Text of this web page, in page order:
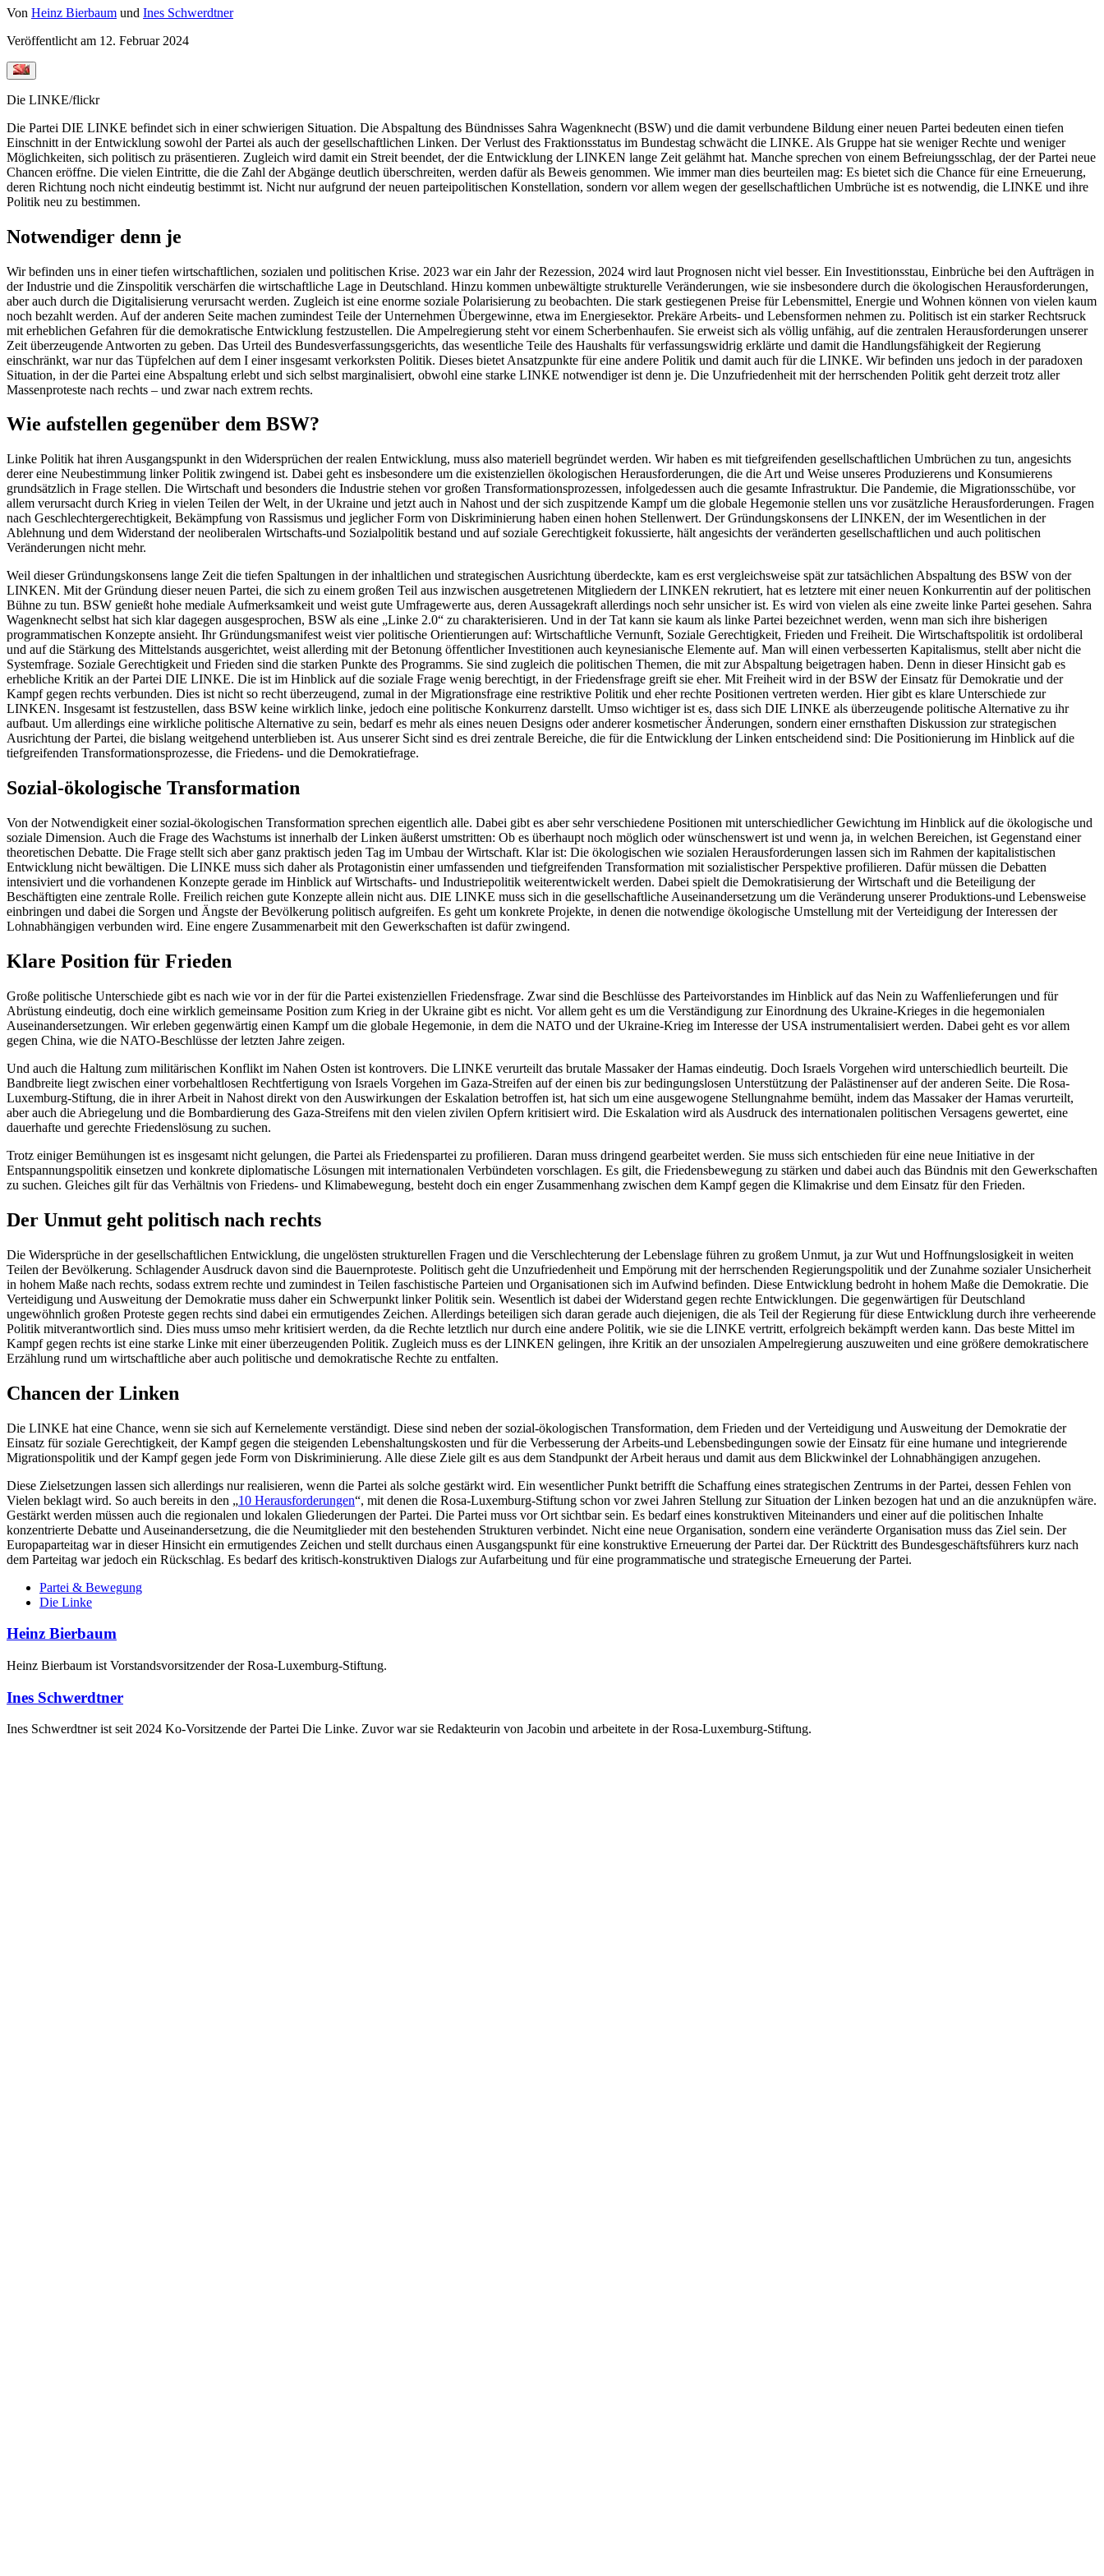
Von Heinz Bierbaum und Ines Schwerdtner
Veröffentlicht am 12. Februar 2024
Die LINKE/flickr
Die Partei DIE LINKE befindet sich in einer schwierigen Situation. Die Abspaltung des Bündnisses Sahra Wagenknecht (BSW) und die damit verbundene Bildung einer neuen Partei bedeuten einen tiefen
Einschnitt in der Entwicklung sowohl der Partei als auch der gesellschaftlichen Linken. Der Verlust des Fraktionsstatus im Bundestag schwächt die LINKE. Als Gruppe hat sie weniger Rechte und weniger
Möglichkeiten, sich politisch zu präsentieren. Zugleich wird damit ein Streit beendet, der die Entwicklung der LINKEN lange Zeit gelähmt hat. Manche sprechen von einem Befreiungsschlag, der der Partei neue
Chancen eröffne. Die vielen Eintritte, die die Zahl der Abgänge deutlich überschreiten, werden dafür als Beweis genommen. Wie immer man dies beurteilen mag: Es bietet sich die Chance für eine Erneuerung,
deren Richtung noch nicht eindeutig bestimmt ist. Nicht nur aufgrund der neuen parteipolitischen Konstellation, sondern vor allem wegen der gesellschaftlichen Umbrüche ist es notwendig, die LINKE und ihre
Politik neu zu bestimmen.
Notwendiger denn je
Wir befinden uns in einer tiefen wirtschaftlichen, sozialen und politischen Krise. 2023 war ein Jahr der Rezession, 2024 wird laut Prognosen nicht viel besser. Ein Investitionsstau, Einbrüche bei den Aufträgen in
der Industrie und die Zinspolitik verschärfen die wirtschaftliche Lage in Deutschland. Hinzu kommen unbewältigte strukturelle Veränderungen, wie sie insbesondere durch die ökologischen Herausforderungen,
aber auch durch die Digitalisierung verursacht werden. Zugleich ist eine enorme soziale Polarisierung zu beobachten. Die stark gestiegenen Preise für Lebensmittel, Energie und Wohnen können von vielen kaum
noch bezahlt werden. Auf der anderen Seite machen zumindest Teile der Unternehmen Übergewinne, etwa im Energiesektor. Prekäre Arbeits- und Lebensformen nehmen zu. Politisch ist ein starker Rechtsruck
mit erheblichen Gefahren für die demokratische Entwicklung festzustellen. Die Ampelregierung steht vor einem Scherbenhaufen. Sie erweist sich als völlig unfähig, auf die zentralen Herausforderungen unserer
Zeit überzeugende Antworten zu geben. Das Urteil des Bundesverfassungsgerichts, das wesentliche Teile des Haushalts für verfassungswidrig erklärte und damit die Handlungsfähigkeit der Regierung
einschränkt, war nur das Tüpfelchen auf dem I einer insgesamt verkorksten Politik. Dieses bietet Ansatzpunkte für eine andere Politik und damit auch für die LINKE. Wir befinden uns jedoch in der paradoxen
Situation, in der die Partei eine Abspaltung erlebt und sich selbst marginalisiert, obwohl eine starke LINKE notwendiger ist denn je. Die Unzufriedenheit mit der herrschenden Politik geht derzeit trotz aller
Massenproteste nach rechts – und zwar nach extrem rechts.
Wie aufstellen gegenüber dem BSW?
Linke Politik hat ihren Ausgangspunkt in den Widersprüchen der realen Entwicklung, muss also materiell begründet werden. Wir haben es mit tiefgreifenden gesellschaftlichen Umbrüchen zu tun, angesichts
derer eine Neubestimmung linker Politik zwingend ist. Dabei geht es insbesondere um die existenziellen ökologischen Herausforderungen, die die Art und Weise unseres Produzierens und Konsumierens
grundsätzlich in Frage stellen. Die Wirtschaft und besonders die Industrie stehen vor großen Transformationsprozessen, infolgedessen auch die gesamte Infrastruktur. Die Pandemie, die Migrationsschübe, vor
allem verursacht durch Krieg in vielen Teilen der Welt, in der Ukraine und jetzt auch in Nahost und der sich zuspitzende Kampf um die globale Hegemonie stellen uns vor zusätzliche Herausforderungen. Fragen
nach Geschlechtergerechtigkeit, Bekämpfung von Rassismus und jeglicher Form von Diskriminierung haben einen hohen Stellenwert. Der Gründungskonsens der LINKEN, der im Wesentlichen in der
Ablehnung und dem Widerstand der neoliberalen Wirtschafts-und Sozialpolitik bestand und auf soziale Gerechtigkeit fokussierte, hält angesichts der veränderten gesellschaftlichen und auch politischen
Veränderungen nicht mehr.
Weil dieser Gründungskonsens lange Zeit die tiefen Spaltungen in der inhaltlichen und strategischen Ausrichtung überdeckte, kam es erst vergleichsweise spät zur tatsächlichen Abspaltung des BSW von der
LINKEN. Mit der Gründung dieser neuen Partei, die sich zu einem großen Teil aus inzwischen ausgetretenen Mitgliedern der LINKEN rekrutiert, hat es letztere mit einer neuen Konkurrentin auf der politischen
Bühne zu tun. BSW genießt hohe mediale Aufmerksamkeit und weist gute Umfragewerte aus, deren Aussagekraft allerdings noch sehr unsicher ist. Es wird von vielen als eine zweite linke Partei gesehen. Sahra
Wagenknecht selbst hat sich klar dagegen ausgesprochen, BSW als eine „Linke 2.0“ zu charakterisieren. Und in der Tat kann sie kaum als linke Partei bezeichnet werden, wenn man sich ihre bisherigen
programmatischen Konzepte ansieht. Ihr Gründungsmanifest weist vier politische Orientierungen auf: Wirtschaftliche Vernunft, Soziale Gerechtigkeit, Frieden und Freiheit. Die Wirtschaftspolitik ist ordoliberal
und auf die Stärkung des Mittelstands ausgerichtet, weist allerding mit der Betonung öffentlicher Investitionen auch keynesianische Elemente auf. Man will einen verbesserten Kapitalismus, stellt aber nicht die
Systemfrage. Soziale Gerechtigkeit und Frieden sind die starken Punkte des Programms. Sie sind zugleich die politischen Themen, die mit zur Abspaltung beigetragen haben. Denn in dieser Hinsicht gab es
erhebliche Kritik an der Partei DIE LINKE. Die ist im Hinblick auf die soziale Frage wenig berechtigt, in der Friedensfrage greift sie eher. Mit Freiheit wird in der BSW der Einsatz für Demokratie und der
Kampf gegen rechts verbunden. Dies ist nicht so recht überzeugend, zumal in der Migrationsfrage eine restriktive Politik und eher rechte Positionen vertreten werden. Hier gibt es klare Unterschiede zur
LINKEN. Insgesamt ist festzustellen, dass BSW keine wirklich linke, jedoch eine politische Konkurrenz darstellt. Umso wichtiger ist es, dass sich DIE LINKE als überzeugende politische Alternative zu ihr
aufbaut. Um allerdings eine wirkliche politische Alternative zu sein, bedarf es mehr als eines neuen Designs oder anderer kosmetischer Änderungen, sondern einer ernsthaften Diskussion zur strategischen
Ausrichtung der Partei, die bislang weitgehend unterblieben ist. Aus unserer Sicht sind es drei zentrale Bereiche, die für die Entwicklung der Linken entscheidend sind: Die Positionierung im Hinblick auf die
tiefgreifenden Transformationsprozesse, die Friedens- und die Demokratiefrage.
Sozial-ökologische Transformation
Von der Notwendigkeit einer sozial-ökologischen Transformation sprechen eigentlich alle. Dabei gibt es aber sehr verschiedene Positionen mit unterschiedlicher Gewichtung im Hinblick auf die ökologische und
soziale Dimension. Auch die Frage des Wachstums ist innerhalb der Linken äußerst umstritten: Ob es überhaupt noch möglich oder wünschenswert ist und wenn ja, in welchen Bereichen, ist Gegenstand einer
theoretischen Debatte. Die Frage stellt sich aber ganz praktisch jeden Tag im Umbau der Wirtschaft. Klar ist: Die ökologischen wie sozialen Herausforderungen lassen sich im Rahmen der kapitalistischen
Entwicklung nicht bewältigen. Die LINKE muss sich daher als Protagonistin einer umfassenden und tiefgreifenden Transformation mit sozialistischer Perspektive profilieren. Dafür müssen die Debatten
intensiviert und die vorhandenen Konzepte gerade im Hinblick auf Wirtschafts- und Industriepolitik weiterentwickelt werden. Dabei spielt die Demokratisierung der Wirtschaft und die Beteiligung der
Beschäftigten eine zentrale Rolle. Freilich reichen gute Konzepte allein nicht aus. DIE LINKE muss sich in die gesellschaftliche Auseinandersetzung um die Veränderung unserer Produktions-und Lebensweise
einbringen und dabei die Sorgen und Ängste der Bevölkerung politisch aufgreifen. Es geht um konkrete Projekte, in denen die notwendige ökologische Umstellung mit der Verteidigung der Interessen der
Lohnabhängigen verbunden wird. Eine engere Zusammenarbeit mit den Gewerkschaften ist dafür zwingend.
Klare Position für Frieden
Große politische Unterschiede gibt es nach wie vor in der für die Partei existenziellen Friedensfrage. Zwar sind die Beschlüsse des Parteivorstandes im Hinblick auf das Nein zu Waffenlieferungen und für
Abrüstung eindeutig, doch eine wirklich gemeinsame Position zum Krieg in der Ukraine gibt es nicht. Vor allem geht es um die Verständigung zur Einordnung des Ukraine-Krieges in die hegemonialen
Auseinandersetzungen. Wir erleben gegenwärtig einen Kampf um die globale Hegemonie, in dem die NATO und der Ukraine-Krieg im Interesse der USA instrumentalisiert werden. Dabei geht es vor allem
gegen China, wie die NATO-Beschlüsse der letzten Jahre zeigen.
Und auch die Haltung zum militärischen Konflikt im Nahen Osten ist kontrovers. Die LINKE verurteilt das brutale Massaker der Hamas eindeutig. Doch Israels Vorgehen wird unterschiedlich beurteilt. Die
Bandbreite liegt zwischen einer vorbehaltlosen Rechtfertigung von Israels Vorgehen im Gaza-Streifen auf der einen bis zur bedingungslosen Unterstützung der Palästinenser auf der anderen Seite. Die Rosa-
Luxemburg-Stiftung, die in ihrer Arbeit in Nahost direkt von den Auswirkungen der Eskalation betroffen ist, hat sich um eine ausgewogene Stellungnahme bemüht, indem das Massaker der Hamas verurteilt,
aber auch die Abriegelung und die Bombardierung des Gaza-Streifens mit den vielen zivilen Opfern kritisiert wird. Die Eskalation wird als Ausdruck des internationalen politischen Versagens gewertet, eine
dauerhafte und gerechte Friedenslösung zu suchen.
Trotz einiger Bemühungen ist es insgesamt nicht gelungen, die Partei als Friedenspartei zu profilieren. Daran muss dringend gearbeitet werden. Sie muss sich entschieden für eine neue Initiative in der
Entspannungspolitik einsetzen und konkrete diplomatische Lösungen mit internationalen Verbündeten vorschlagen. Es gilt, die Friedensbewegung zu stärken und dabei auch das Bündnis mit den Gewerkschaften
zu suchen. Gleiches gilt für das Verhältnis von Friedens- und Klimabewegung, besteht doch ein enger Zusammenhang zwischen dem Kampf gegen die Klimakrise und dem Einsatz für den Frieden.
Der Unmut geht politisch nach rechts
Die Widersprüche in der gesellschaftlichen Entwicklung, die ungelösten strukturellen Fragen und die Verschlechterung der Lebenslage führen zu großem Unmut, ja zur Wut und Hoffnungslosigkeit in weiten
Teilen der Bevölkerung. Schlagender Ausdruck davon sind die Bauernproteste. Politisch geht die Unzufriedenheit und Empörung mit der herrschenden Regierungspolitik und der Zunahme sozialer Unsicherheit
in hohem Maße nach rechts, sodass extrem rechte und zumindest in Teilen faschistische Parteien und Organisationen sich im Aufwind befinden. Diese Entwicklung bedroht in hohem Maße die Demokratie. Die
Verteidigung und Ausweitung der Demokratie muss daher ein Schwerpunkt linker Politik sein. Wesentlich ist dabei der Widerstand gegen rechte Entwicklungen. Die gegenwärtigen für Deutschland
ungewöhnlich großen Proteste gegen rechts sind dabei ein ermutigendes Zeichen. Allerdings beteiligen sich daran gerade auch diejenigen, die als Teil der Regierung für diese Entwicklung durch ihre verheerende
Politik mitverantwortlich sind. Dies muss umso mehr kritisiert werden, da die Rechte letztlich nur durch eine andere Politik, wie sie die LINKE vertritt, erfolgreich bekämpft werden kann. Das beste Mittel im
Kampf gegen rechts ist eine starke Linke mit einer überzeugenden Politik. Zugleich muss es der LINKEN gelingen, ihre Kritik an der unsozialen Ampelregierung auszuweiten und eine größere demokratischere
Erzählung rund um wirtschaftliche aber auch politische und demokratische Rechte zu entfalten.
Chancen der Linken
Die LINKE hat eine Chance, wenn sie sich auf Kernelemente verständigt. Diese sind neben der sozial-ökologischen Transformation, dem Frieden und der Verteidigung und Ausweitung der Demokratie der
Einsatz für soziale Gerechtigkeit, der Kampf gegen die steigenden Lebenshaltungskosten und für die Verbesserung der Arbeits-und Lebensbedingungen sowie der Einsatz für eine humane und integrierende
Migrationspolitik und der Kampf gegen jede Form von Diskriminierung. Alle diese Ziele gilt es aus dem Standpunkt der Arbeit heraus und damit aus dem Blickwinkel der Lohnabhängigen anzugehen.
Diese Zielsetzungen lassen sich allerdings nur realisieren, wenn die Partei als solche gestärkt wird. Ein wesentlicher Punkt betrifft die Schaffung eines strategischen Zentrums in der Partei, dessen Fehlen von
Vielen beklagt wird. So auch bereits in den „10 Herausforderungen“, mit denen die Rosa-Luxemburg-Stiftung schon vor zwei Jahren Stellung zur Situation der Linken bezogen hat und an die anzuknüpfen wäre.
Gestärkt werden müssen auch die regionalen und lokalen Gliederungen der Partei. Die Partei muss vor Ort sichtbar sein. Es bedarf eines konstruktiven Miteinanders und einer auf die politischen Inhalte
konzentrierte Debatte und Auseinandersetzung, die die Neumitglieder mit den bestehenden Strukturen verbindet. Nicht eine neue Organisation, sondern eine veränderte Organisation muss das Ziel sein. Der
Europaparteitag war in dieser Hinsicht ein ermutigendes Zeichen und stellt durchaus einen Ausgangspunkt für eine konstruktive Erneuerung der Partei dar. Der Rücktritt des Bundesgeschäftsführers kurz nach
dem Parteitag war jedoch ein Rückschlag. Es bedarf des kritisch-konstruktiven Dialogs zur Aufarbeitung und für eine programmatische und strategische Erneuerung der Partei.
Partei & Bewegung
Die Linke
Heinz Bierbaum
Heinz Bierbaum ist Vorstandsvorsitzender der Rosa-Luxemburg-Stiftung.
Ines Schwerdtner
Ines Schwerdtner ist seit 2024 Ko-Vorsitzende der Partei Die Linke. Zuvor war sie Redakteurin von Jacobin und arbeitete in der Rosa-Luxemburg-Stiftung.